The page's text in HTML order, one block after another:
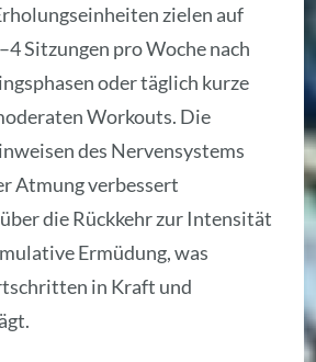
zielen auf
Sitzungen pro Woche nach
oder täglich kurze
Workouts. Die
des Nervensystems
Atmung verbessert
die Rückkehr zur Intensität
Ermüdung, was
in Kraft und